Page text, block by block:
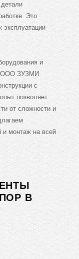
детали
Это
эксплуатации
и
ООО ЗУЗМИ
с
позволяет
от сложности и
и монтаж на всей
В